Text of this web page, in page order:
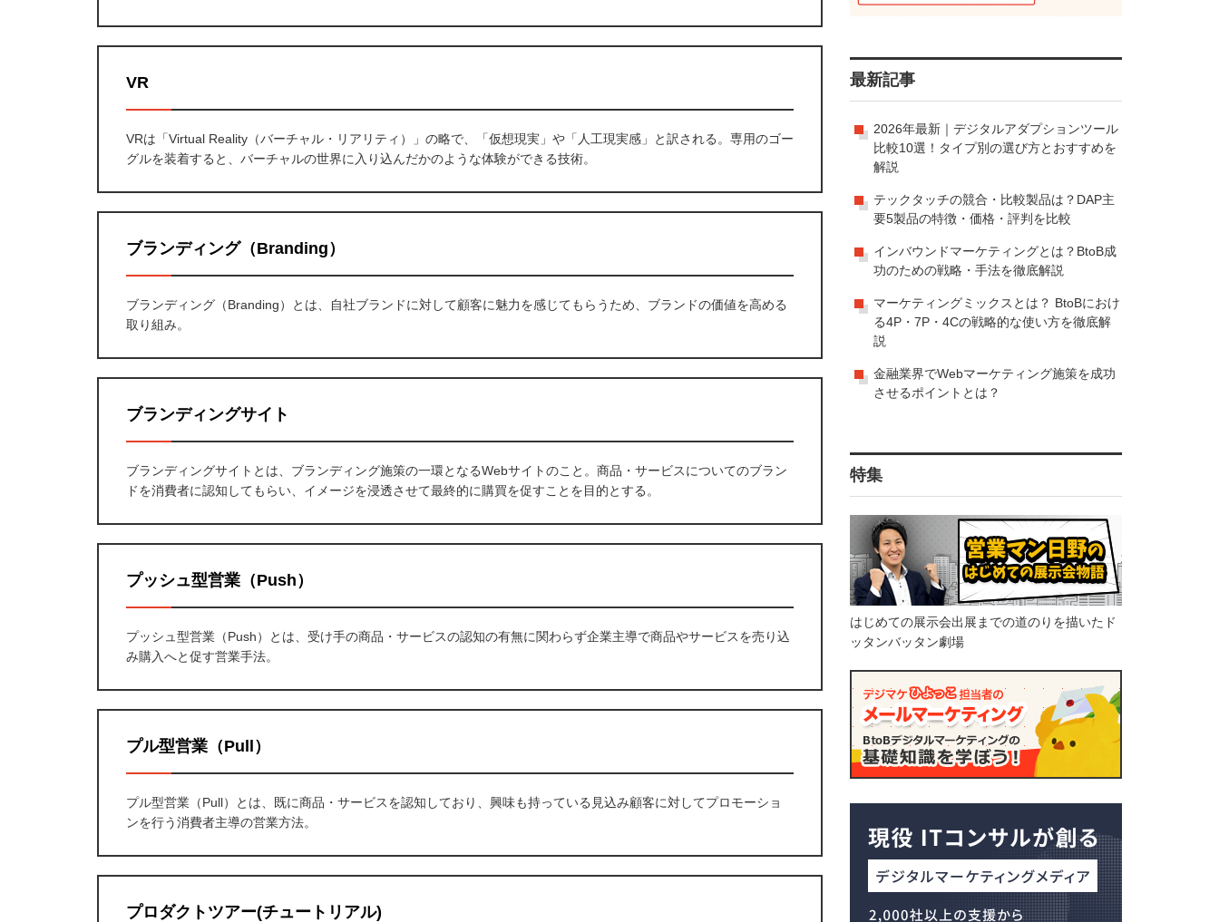
VR
VRは「Virtual Reality（バーチャル・リアリティ）」の略で、「仮想現実」や「人工現実感」と訳される。専用のゴー
グルを装着すると、バーチャルの世界に入り込んだかのような体験ができる技術。
ブランディング（Branding）
ブランディング（Branding）とは、自社ブランドに対して顧客に魅力を感じてもらうため、ブランドの価値を高める
取り組み。
ブランディングサイト
ブランディングサイトとは、ブランディング施策の一環となるWebサイトのこと。商品・サービスについてのブラン
ドを消費者に認知してもらい、イメージを浸透させて最終的に購買を促すことを目的とする。
プッシュ型営業（Push）
プッシュ型営業（Push）とは、受け手の商品・サービスの認知の有無に関わらず企業主導で商品やサービスを売り込
み購入へと促す営業手法。
プル型営業（Pull）
プル型営業（Pull）とは、既に商品・サービスを認知しており、興味も持っている見込み顧客に対してプロモーショ
ンを行う消費者主導の営業方法。
プロダクトツアー(チュートリアル)
最新記事
2026年最新｜デジタルアダプションツール
比較10選！タイプ別の選び方とおすすめを
解説
テックタッチの競合・比較製品は？DAP主
要5製品の特徴・価格・評判を比較
インバウンドマーケティングとは？BtoB成
功のための戦略・手法を徹底解説
マーケティングミックスとは？ BtoBにおけ
る4P・7P・4Cの戦略的な使い方を徹底解
説
金融業界でWebマーケティング施策を成功
させるポイントとは？
特集
はじめての展示会出展までの道のりを描いたド
ッタンバッタン劇場